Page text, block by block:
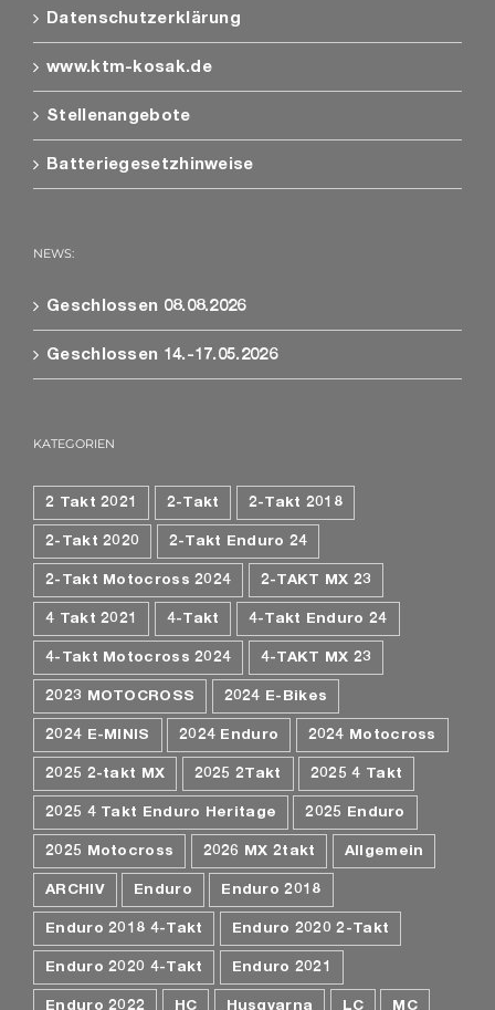
Datenschutzerklärung
www.ktm-kosak.de
Stellenangebote
Batteriegesetzhinweise
NEWS:
Geschlossen 08.08.2026
Geschlossen 14.-17.05.2026
KATEGORIEN
2 Takt 2021 2-Takt 2-Takt 2018
2-Takt 2020 2-Takt Enduro 24
2-Takt Motocross 2024 2-TAKT MX 23
4 Takt 2021 4-Takt 4-Takt Enduro 24
4-Takt Motocross 2024 4-TAKT MX 23
2023 MOTOCROSS 2024 E-Bikes
2024 E-MINIS 2024 Enduro 2024 Motocross
2025 2-takt MX 2025 2Takt 2025 4 Takt
2025 4 Takt Enduro Heritage 2025 Enduro
2025 Motocross 2026 MX 2takt Allgemein
ARCHIV Enduro Enduro 2018
Enduro 2018 4-Takt Enduro 2020 2-Takt
Enduro 2020 4-Takt Enduro 2021
Enduro 2022 HC Husqvarna LC MC